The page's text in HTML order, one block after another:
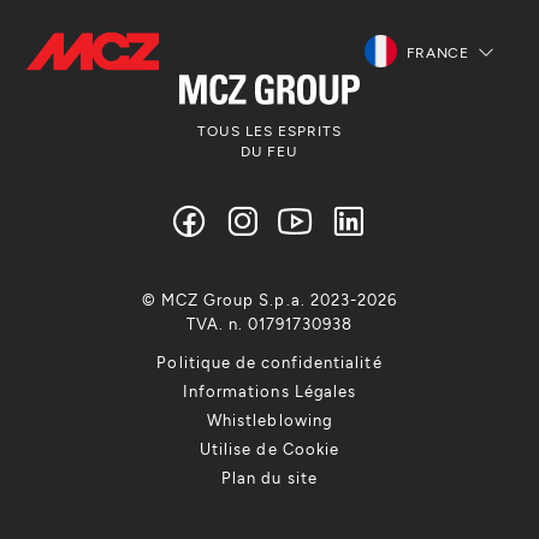
FRANCE
TOUS LES ESPRITS
DU FEU
Politique de confidentialité
Informations Légales
Whistleblowing
Utilise de Cookie
Plan du site
© MCZ Group S.p.a. 2023-2026
TVA. n. 01791730938